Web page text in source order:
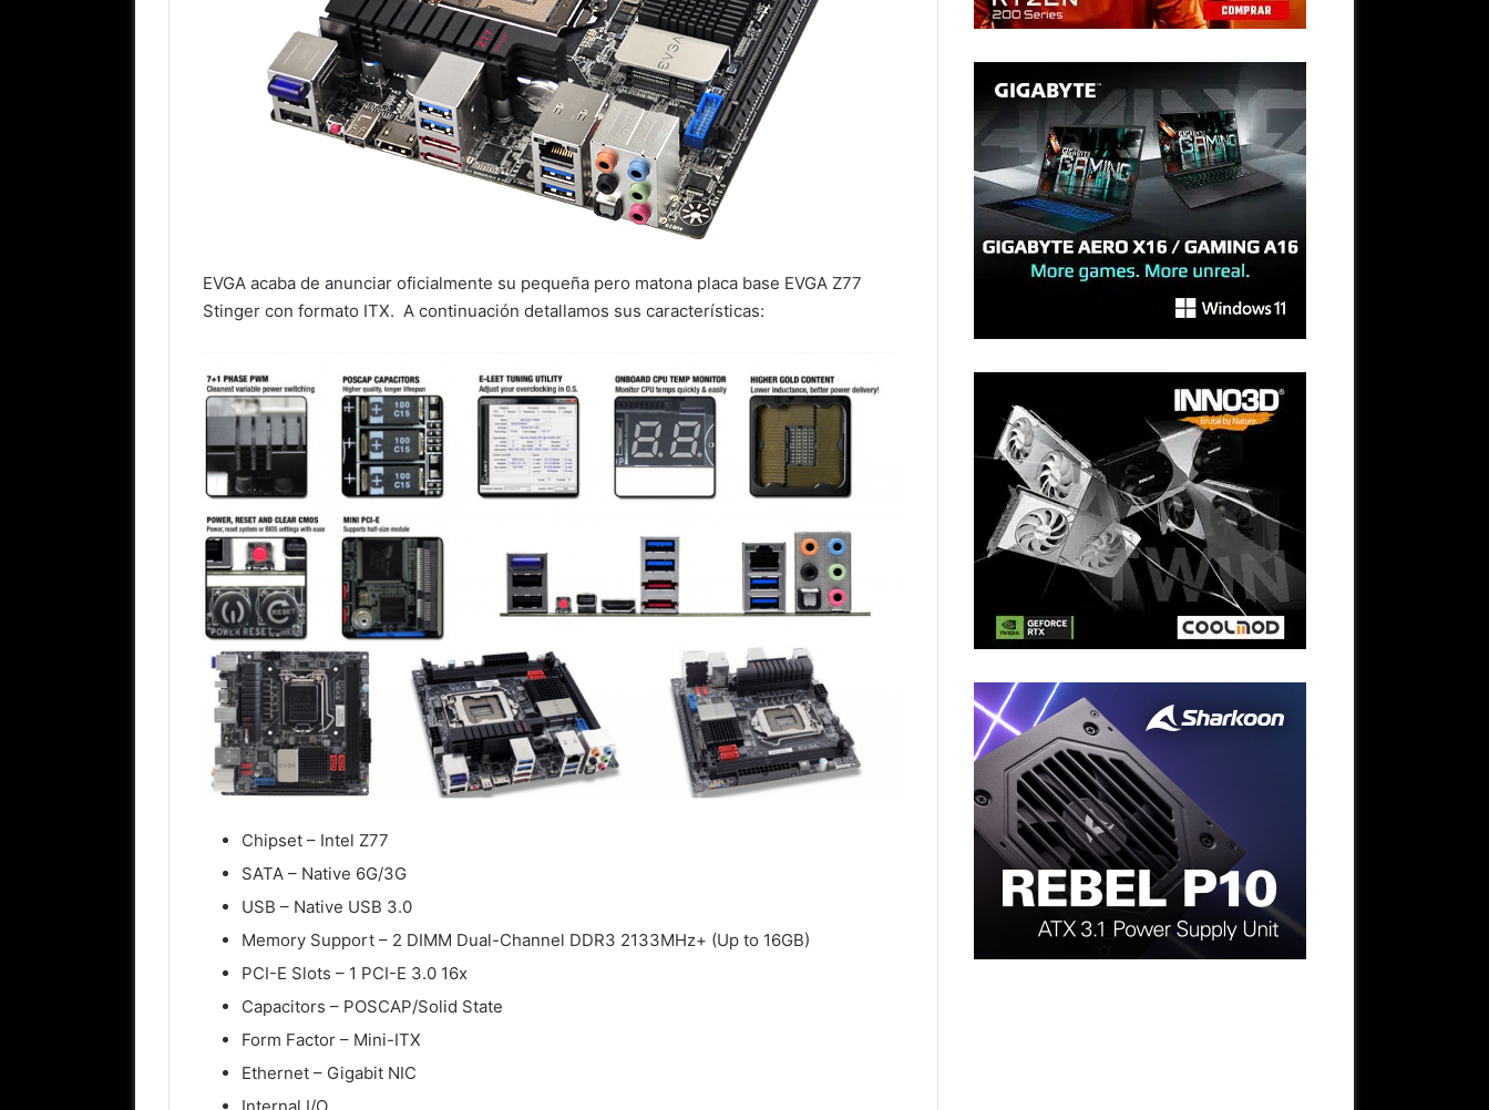
EVGA acaba de anunciar oficialmente su pequeña pero matona placa base EVGA Z77
Stinger con formato ITX. A continuación detallamos sus características:
Chipset – Intel Z77
SATA – Native 6G/3G
USB – Native USB 3.0
Memory Support – 2 DIMM Dual-Channel DDR3 2133MHz+ (Up to 16GB)
PCI-E Slots – 1 PCI-E 3.0 16x
Capacitors – POSCAP/Solid State
Form Factor – Mini-ITX
Ethernet – Gigabit NIC